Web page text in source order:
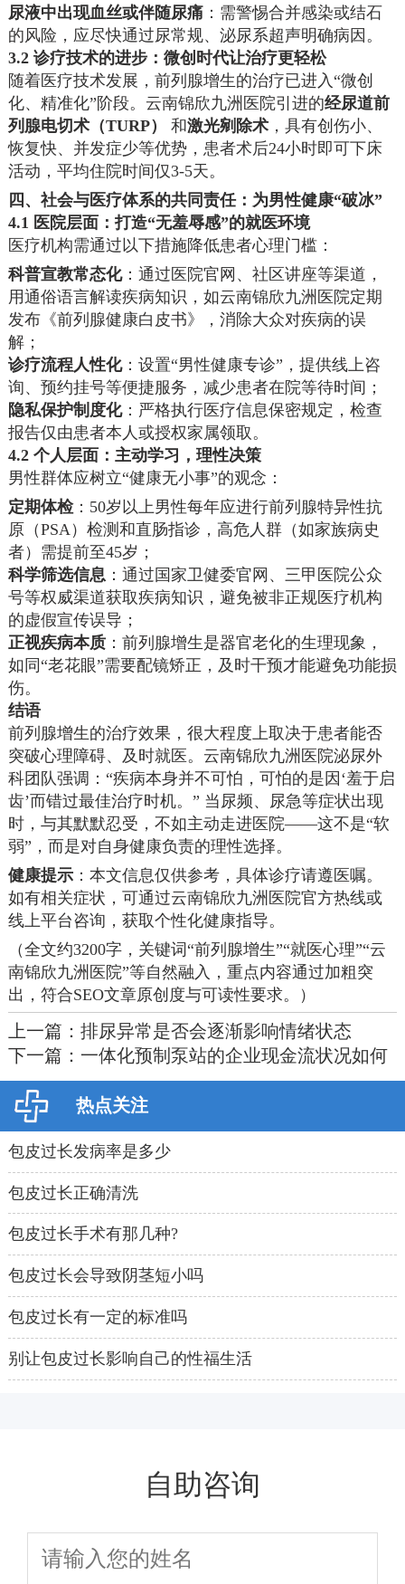
尿液中出现血丝或伴随尿痛：需警惕合并感染或结石
的风险，应尽快通过尿常规、泌尿系超声明确病因。
3.2 诊疗技术的进步：微创时代让治疗更轻松
随着医疗技术发展，前列腺增生的治疗已进入“微创
化、精准化”阶段。云南锦欣九洲医院引进的经尿道前
列腺电切术（TURP）
和激光剜除术，具有创伤小、
恢复快、并发症少等优势，患者术后24小时即可下床
活动，平均住院时间仅3-5天。
四、社会与医疗体系的共同责任：为男性健康“破冰”
4.1 医院层面：打造“无羞辱感”的就医环境
医疗机构需通过以下措施降低患者心理门槛：
科普宣教常态化：通过医院官网、社区讲座等渠道，
用通俗语言解读疾病知识，如云南锦欣九洲医院定期
发布《前列腺健康白皮书》，消除大众对疾病的误
解；
诊疗流程人性化：设置“男性健康专诊”，提供线上咨
询、预约挂号等便捷服务，减少患者在院等待时间；
隐私保护制度化：严格执行医疗信息保密规定，检查
报告仅由患者本人或授权家属领取。
4.2 个人层面：主动学习，理性决策
男性群体应树立“健康无小事”的观念：
定期体检：50岁以上男性每年应进行前列腺特异性抗
原（PSA）检测和直肠指诊，高危人群（如家族病史
者）需提前至45岁；
科学筛选信息 ：通过国家卫健委官网、三甲医院公众
号等权威渠道获取疾病知识，避免被非正规医疗机构
的虚假宣传误导；
正视疾病本质：前列腺增生是器官老化的生理现象，
如同“老花眼”需要配镜矫正，及时干预才能避免功能损
伤。
结语
前列腺增生的治疗效果，很大程度上取决于患者能否
突破心理障碍、及时就医。云南锦欣九洲医院泌尿外
科团队强调：“疾病本身并不可怕，可怕的是因‘羞于启
齿’而错过最佳治疗时机。” 当尿频、尿急等症状出现
时，与其默默忍受，不如主动走进医院——这不是“软
弱”，而是对自身健康负责的理性选择。
健康提示：本文信息仅供参考，具体诊疗请遵医嘱。
如有相关症状，可通过云南锦欣九洲医院官方热线或
线上平台咨询，获取个性化健康指导。
（全文约3200字，关键词“前列腺增生”“就医心理”“云
南锦欣九洲医院”等自然融入，重点内容通过加粗突
出，符合SEO文章原创度与可读性要求。）
上一篇： 排尿异常是否会逐渐影响情绪状态
下一篇： 一体化预制泵站的企业现金流状况如何
热点关注
包皮过长发病率是多少
包皮过长正确清洗
包皮过长手术有那几种?
包皮过长会导致阴茎短小吗
包皮过长有一定的标准吗
别让包皮过长影响自己的性福生活
自助咨询